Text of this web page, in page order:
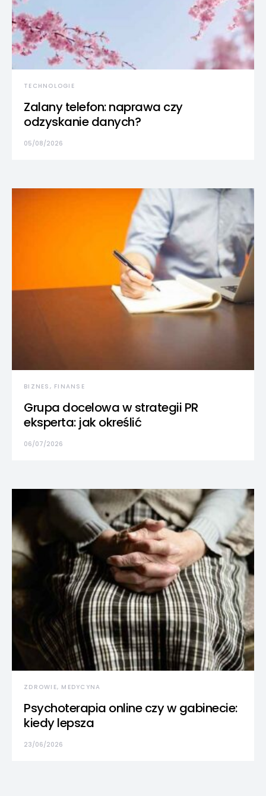
TECHNOLOGIE
Zalany telefon: naprawa czy
odzyskanie danych?
05/08/2026
BIZNES, FINANSE
Grupa docelowa w strategii PR
eksperta: jak określić
06/07/2026
ZDROWIE, MEDYCYNA
Psychoterapia online czy w gabinecie:
kiedy lepsza
23/06/2026